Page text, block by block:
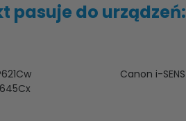
pasuje do urządzeń:
Canon i-